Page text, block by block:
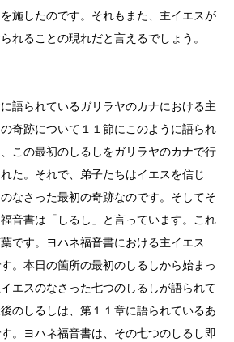
施したのです。それもまた、主イエスが
れることの現れだと言えるでしょう。
語られているガリラヤのカナにおける主
奇跡について１１節にこのように語られ
この最初のしるしをガリラヤのカナで行
た。それで、弟子たちはイエスを信じ
なさった最初の奇跡なのです。そしてそ
音書は「しるし」と言っています。これ
です。ヨハネ福音書における主イエス
。本日の箇所の最初のしるしから始まっ
エスのなさった七つのしるしが語られて
のしるしは、第１１章に語られているあ
。ヨハネ福音書は、その七つのしるし即